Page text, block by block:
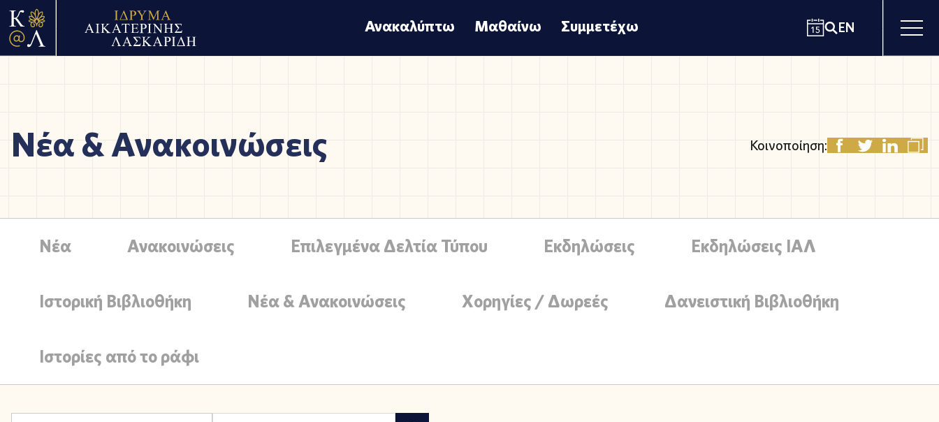
Ανακαλύπτω Μαθαίνω Συμμετέχω EN
Νέα & Ανακοινώσεις Κοινοποίηση:
Νέα Ανακοινώσεις Επιλεγμένα Δελτία Τύπου Εκδηλώσεις Εκδηλώσεις ΙΑΛ
Ιστορική Βιβλιοθήκη Νέα & Ανακοινώσεις Χορηγίες / Δωρεές Δανειστική Βιβλιοθήκη
Ιστορίες από το ράφι